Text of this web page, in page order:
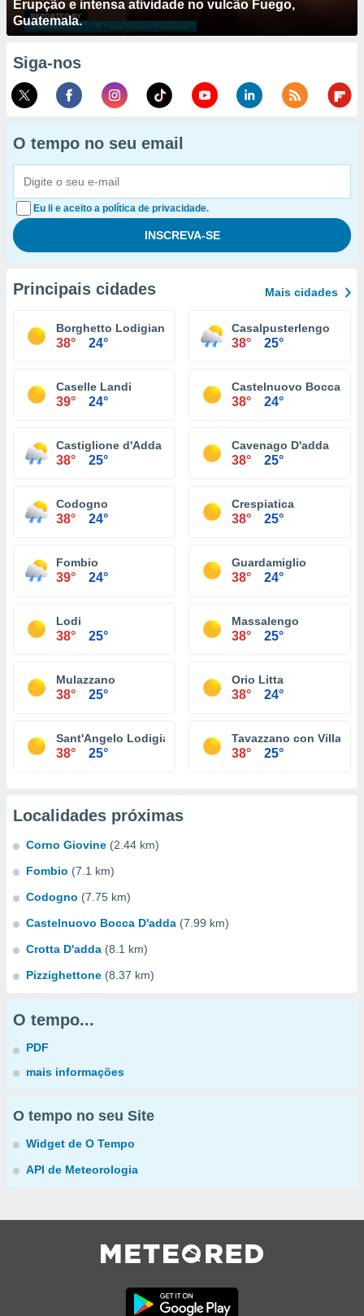
Erupção e intensa atividade no vulcão Fuego,
Guatemala.
Siga-nos
O tempo no seu email
Eu li e aceito a política de privacidade.
Principais cidades Mais cidades
Borghetto Lodigiano
38° 24°
Casalpusterlengo
38° 25°
Caselle Landi
39° 24°
Castelnuovo Bocca
38° 24°
Castiglione d'Adda
38° 25°
Cavenago D'adda
38° 25°
Codogno
38° 24°
Crespiatica
38° 25°
Fombio
39° 24°
Guardamiglio
38° 24°
Lodi
38° 25°
Massalengo
38° 25°
Mulazzano
38° 25°
Orio Litta
38° 24°
Sant'Angelo Lodigiano
38° 25°
Tavazzano con
38° 25°
Localidades próximas
Corno Giovine (2.44 km)
Fombio (7.1 km)
Codogno (7.75 km)
Castelnuovo Bocca D'adda (7.99 km)
Crotta D'adda (8.1 km)
Pizzighettone (8.37 km)
O tempo...
PDF
mais informações
O tempo no seu Site
Widget de O Tempo
API de Meteorologia